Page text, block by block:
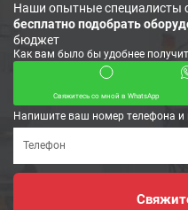
Наши опытные специалисты
бесплатно подобрать
бюджет
Как вам было бы удобнее
Свяжитесь со мной в WhatsApp
Напишите ваш номер телефона